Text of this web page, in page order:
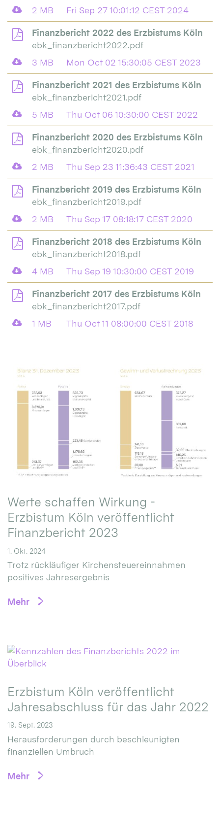
Werte schaffen Wirkung -
Erzbistum Köln veröffentlicht
Finanzbericht 2023
1. Okt. 2024
Trotz rückläufiger Kirchensteuereinnahmen
positives Jahresergebnis
Mehr
Erzbistum Köln veröffentlicht
Jahresabschluss für das Jahr 2022
19. Sept. 2023
Herausforderungen durch beschleunigten
finanziellen Umbruch
Mehr
2 MB Fri Sep 27 10:01:12 CEST 2024
Finanzbericht 2022 des Erzbistums Köln
ebk_finanzbericht2022.pdf
3 MB
Mon Oct 02 15:30:05 CEST 2023
Finanzbericht 2021 des Erzbistums Köln
ebk_finanzbericht2021.pdf
5 MB
Thu Oct 06 10:30:00 CEST 2022
Finanzbericht 2020 des Erzbistums Köln
ebk_finanzbericht2020.pdf
2 MB
Thu Sep 23 11:36:43 CEST 2021
Finanzbericht 2019 des Erzbistums Köln
ebk_finanzbericht2019.pdf
2 MB
Thu Sep 17 08:18:17 CEST 2020
Finanzbericht 2018 des Erzbistums Köln
ebk_finanzbericht2018.pdf
4 MB
Thu Sep 19 10:30:00 CEST 2019
Finanzbericht 2017 des Erzbistums Köln
ebk_finanzbericht2017.pdf
1 MB
Thu Oct 11 08:00:00 CEST 2018